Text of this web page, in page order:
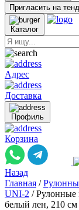
Пригласить на
Каталог
Адрес
Доставка
Профиль
Корзина
Назад
Главная /
UNI-2 /
белый лен, 210 см